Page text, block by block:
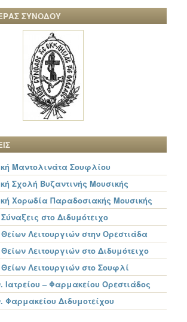
ΣΥΝΟΔΟΥ
Μαντολινάτα Σουφλίου
Σχολή Βυζαντινής Μουσικής
Χορωδία Παραδοσιακής Μουσικής
στο Διδυμότειχο
Λειτουργιών στην Ορεστιάδα
Λειτουργιών στο Διδυμότειχο
Λειτουργιών στο Σουφλί
Ιατρείου – Φαρμακείου Ορεστιάδος
Φαρμακείου Διδυμοτείχου